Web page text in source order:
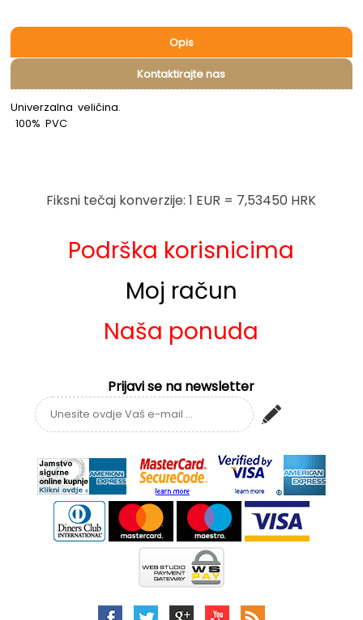
Opis
Kontaktirajte nas
Univerzalna veličina.
100% PVC
Fiksni tečaj konverzije: 1 EUR = 7,53450 HRK
Podrška korisnicima
Moj račun
Naša ponuda
Prijavi se na newsletter